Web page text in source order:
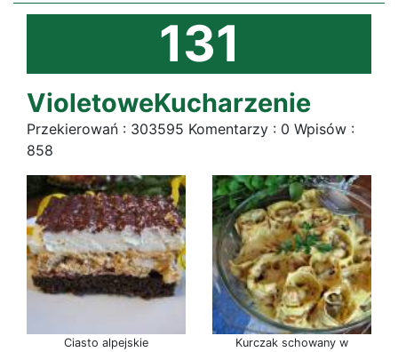
131
VioletoweKucharzenie
Przekierowań : 303595 Komentarzy : 0 Wpisów :
858
Ciasto alpejskie
Kurczak schowany w